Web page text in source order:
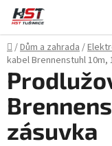
Přejít
obsah
Domů
/Dům a zahrada/
kabel Brennenstuhl 10m,
zásuvka